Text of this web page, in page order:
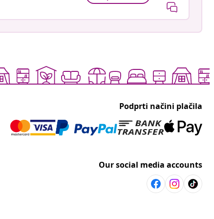
Podprti načini plačila
Our social media accounts